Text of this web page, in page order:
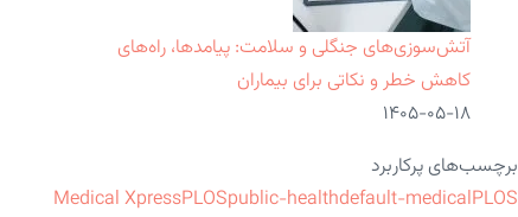
آتش‌سوزی‌های جنگلی و سلامت: پیامدها، راه‌های
کاهش خطر و نکاتی برای بیماران
۱۴۰۵-۰۵-۱۸
برچسب‌های پرکاربرد
Medical XpressPLOSpublic-healthdefault-medicalPLOS